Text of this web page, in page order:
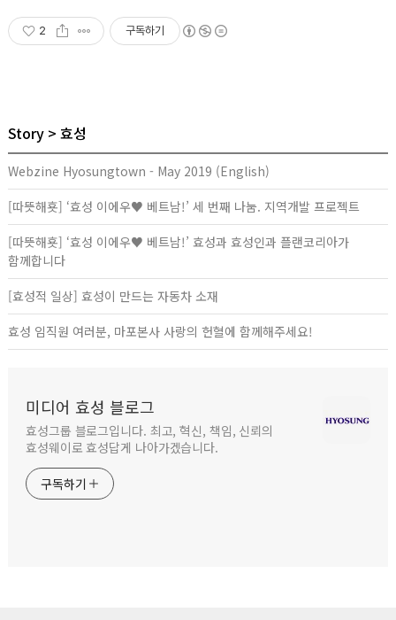
2 구독하기
Story 효성
Webzine Hyosungtown - May 2019 (English)
[따뜻해횻] ‘효성 이에우♥ 베트남!’ 세 번째 나눔. 지역개발 프로젝트
[따뜻해횻] ‘효성 이에우♥ 베트남!’ 효성과 효성인과 플랜코리아가
함께합니다
[효성적 일상] 효성이 만드는 자동차 소재
효성 임직원 여러분, 마포본사 사랑의 헌혈에 함께해주세요!
미디어 효성 블로그
효성그룹 블로그입니다. 최고, 혁신, 책임, 신뢰의
효성웨이로 효성답게 나아가겠습니다.
구독하기